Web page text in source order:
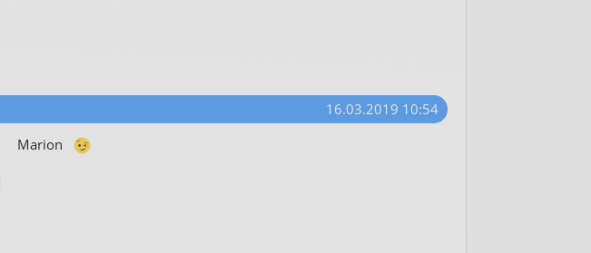
16.03.2019 10:54
Marion